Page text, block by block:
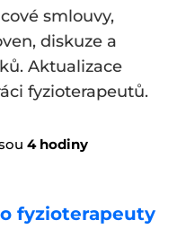
smlouvy,
diskuze a
Aktualizace
fyzioterapeutů.
4 hodiny
fyzioterapeuty